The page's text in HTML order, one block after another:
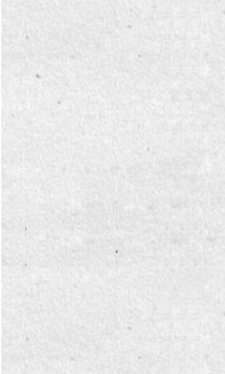
จัดการ
ความ
ท้อง